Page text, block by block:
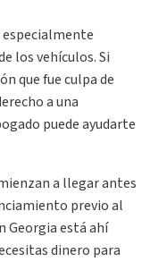
especialmente
los vehículos. Si
que fue culpa de
a una
puede ayudarte
a llegar antes
previo al
Georgia está ahí
dinero para